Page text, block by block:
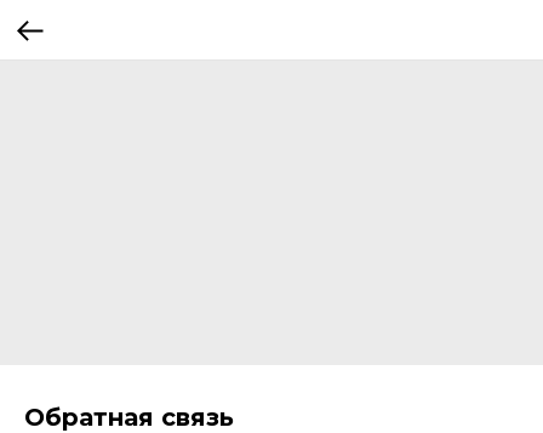
Обратная связь